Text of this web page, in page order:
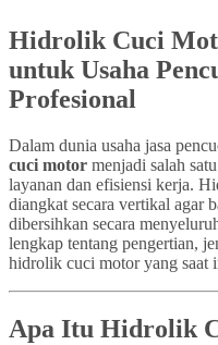
Hidrolik Cuci
untuk Usaha
Profesional
Dalam dunia usaha jasa
cuci motor menjadi salah
layanan dan efisiensi kerja.
diangkat secara vertikal agar
dibersihkan secara
lengkap tentang pengertian,
hidrolik cuci motor yang saat
Apa Itu Hidrolik